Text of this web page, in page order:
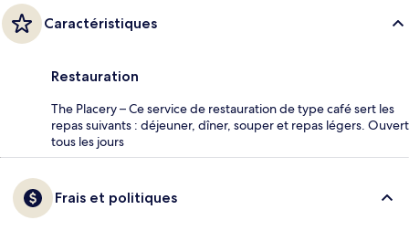
Caractéristiques
Restauration
The Placery – Ce service de restauration de type café sert les
repas suivants : déjeuner, dîner, souper et repas légers. Ouvert
tous les jours
Frais et politiques